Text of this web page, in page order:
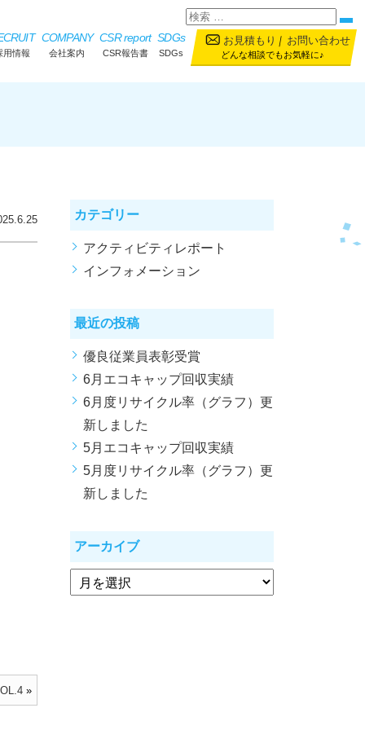
お見積もり ｜ お問い合わせ
どんな相談でもお気軽に♪
用情報
COMPANY
会社案内
CSR report
CSR報告書
SDGs
SDGs
»
カテゴリー
アクティビティレポート
インフォメーション
最近の投稿
優良従業員表彰受賞
6月エコキャップ回収実績
6月度リサイクル率（グラフ）更
新しました
5月エコキャップ回収実績
5月度リサイクル率（グラフ）更
新しました
アーカイブ